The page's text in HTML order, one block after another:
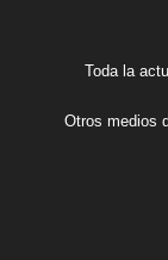
Toda la
Otros medios